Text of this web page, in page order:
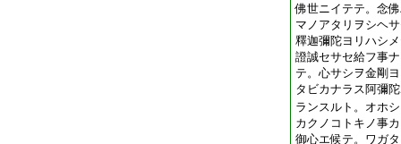
佛世ニイテテ。念
マノアタリヲシヘ
釋迦彌陀ヨリハシ
證誠セサセ給フ事
テ。心サシヲ金剛
タビカナラス阿彌
ランスルト。オホ
カクノコトキノ事
御心エ候テ。ワガ